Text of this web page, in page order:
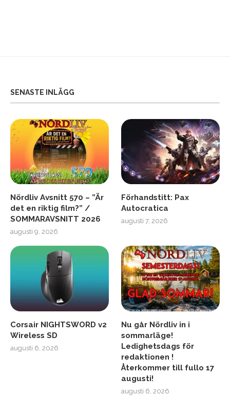
SENASTE INLÄGG
Nördliv Avsnitt 570 – ”Är
det en riktig film?” /
SOMMARAVSNITT 2026
augusti 9, 2026
Förhandstitt: Pax
Autocratica
augusti 7, 2026
Corsair NIGHTSWORD v2
Wireless SD
augusti 6, 2026
Nu går Nördliv in i
sommarläge!
Ledighetsdags för
redaktionen !
Återkommer till fullo 17
augusti!
augusti 6, 2026